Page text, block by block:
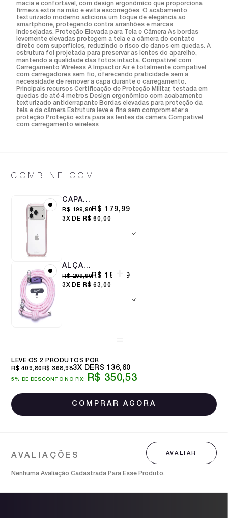
macia e confortável, com design ergonômico que proporciona
firmeza extra na mão e evita escorregões. O acabamento
texturizado moderno adiciona um toque de elegância ao
smartphone, protegendo contra arranhões e marcas
indesejadas. Proteção Elevada para Tela e Câmera As bordas
levemente elevadas protegem a tela e a câmera do contato
direto com superfícies, reduzindo o risco de danos em quedas. A
estrutura foi projetada para preservar as lentes do aparelho,
mantendo a qualidade das fotos intacta. Compatível com
Carregamento Wireless A Impactor Air é totalmente compatível
com carregadores sem fio, oferecendo praticidade sem a
necessidade de remover a capa durante o carregamento.
Principais recursos Certificação de Proteção Militar, testada em
quedas de até 4 metros Design ergonômico com acabamento
texturizado antiderrapante Bordas elevadas para proteção da
tela e da câmera Estrutura leve e fina sem comprometer a
proteção Proteção extra para as lentes da câmera Compatível
com carregamento wireless
COMBINE COM
CAPA
CUSTOMIC
PARA IPHONE 17
R$ 199,90R$ 179,99
3X R$ 60,00
ALÇA
CROSSBODY
8MM COTTON
R$ 209,90R$ 188,99
3X R$ 63,00
LEVE OS 2 PRODUTOS
R$ 409,80R$ 368,98
5% DE DESCONTO NO PIX: R$ 350,53
3X R$ 136,60
Nenhuma Avaliação Cadastrada Para Esse Produto.